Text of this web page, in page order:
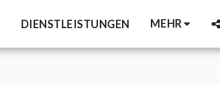
DIENSTLEISTUNGEN MEHR